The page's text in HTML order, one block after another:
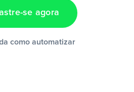
se agora
como automatizar